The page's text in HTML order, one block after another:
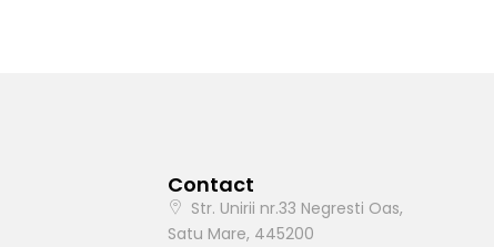
Contact
Str. Unirii nr.33 Negresti Oas,
Satu Mare, 445200